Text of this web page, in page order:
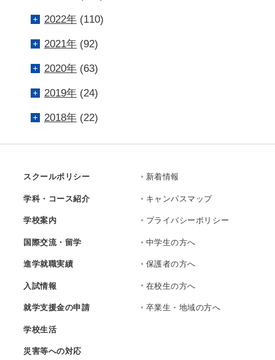
2022年(110)
2021年(92)
2020年(63)
2019年(24)
2018年(22)
スクールポリシー
学科・コース紹介
学校案内
国際交流・留学
進学就職実績
入試情報
就学支援金の申請
学校生活
災害等への対応
新着情報
キャンパスマップ
プライバシーポリシー
中学生の方へ
保護者の方へ
在校生の方へ
卒業生・地域の方へ